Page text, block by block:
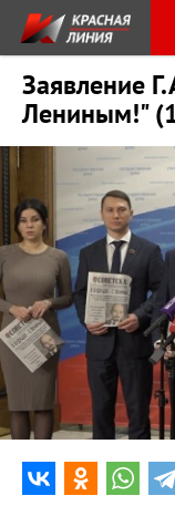
Заявление
Лениным!"
0:00